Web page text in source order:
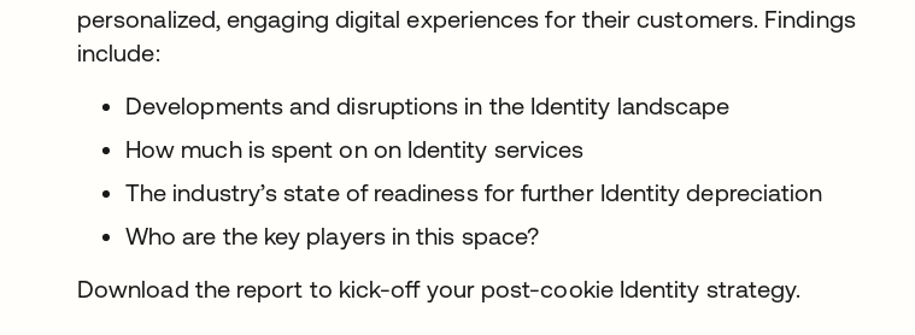
personalized, engaging digital experiences for their customers. Findings
include:
Developments and disruptions in the Identity landscape
How much is spent on on Identity services
The industry’s state of readiness for further Identity depreciation
Who are the key players in this space?
Download the report to kick-off your post-cookie Identity strategy.